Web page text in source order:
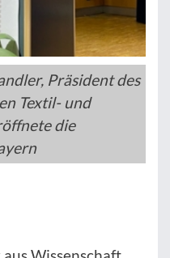
Präsident des
Textil- und
die